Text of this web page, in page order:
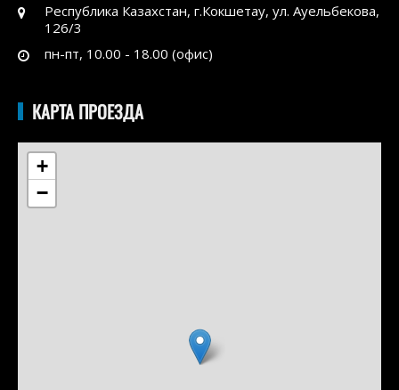
Республика Казахстан, г.Кокшетау, ул. Ауельбекова,
126/3
пн-пт, 10.00 - 18.00 (офис)
КАРТА ПРОЕЗДА
+
−